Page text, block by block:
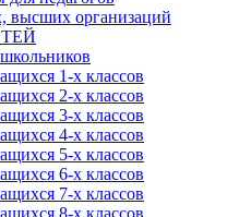
высших организаций
1-х классов
2-х классов
3-х классов
4-х классов
5-х классов
6-х классов
7-х классов
8-х классов